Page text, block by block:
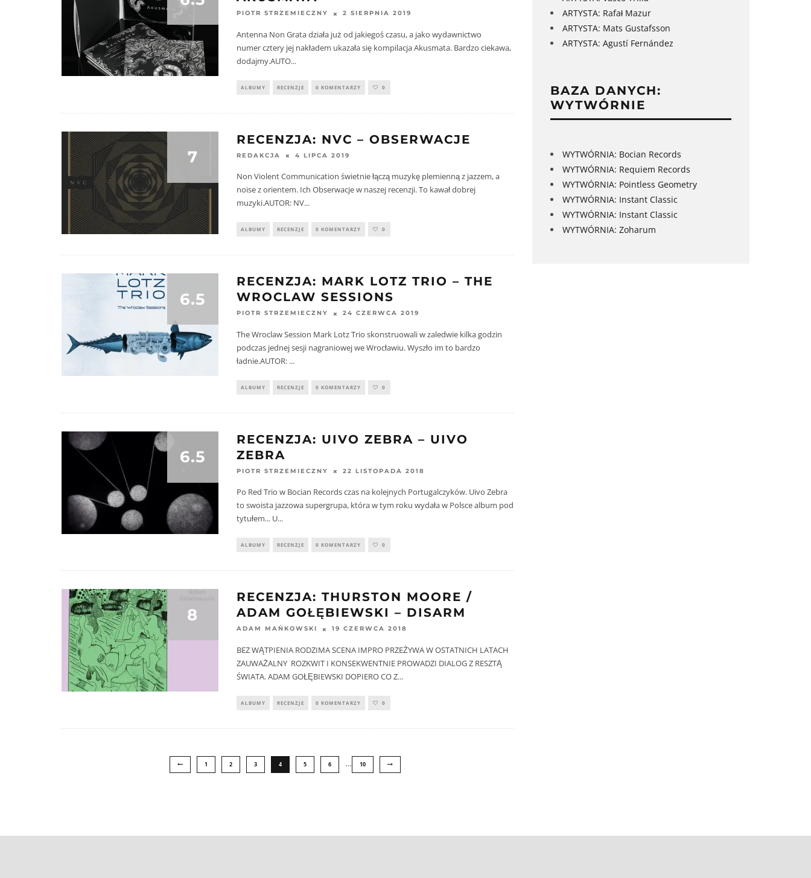
PIOTR STRZEMIECZNY 2 SIERPNIA 2019
Antenna Non Grata działa już od jakiegoś czasu, a jako wydawnictwo
numer cztery jej nakładem ukazała się kompilacja Akusmata. Bardzo ciekawa,
dodajmy.AUTO...
ALBUMY RECENZJE 0 KOMENTARZY 0
7
RECENZJA: NVC – OBSERWACJE
REDAKCJA 4 LIPCA 2019
Non Violent Communication świetnie łączą muzykę plemienną z jazzem, a
noise z orientem. Ich Obserwacje w naszej recenzji. To kawał dobrej
muzyki.AUTOR: NV...
ALBUMY RECENZJE 0 KOMENTARZY 0
6.5
RECENZJA: MARK LOTZ TRIO – THE
WROCLAW SESSIONS
PIOTR STRZEMIECZNY 24 CZERWCA 2019
The Wroclaw Session Mark Lotz Trio skonstruowali w zaledwie kilka godzin
podczas jednej sesji nagraniowej we Wrocławiu. Wyszło im to bardzo
ładnie.AUTOR: ...
ALBUMY RECENZJE 0 KOMENTARZY 0
6.5
RECENZJA: UIVO ZEBRA – UIVO
ZEBRA
PIOTR STRZEMIECZNY 22 LISTOPADA 2018
Po Red Trio w Bocian Records czas na kolejnych Portugalczyków. Uivo Zebra
to swoista jazzowa supergrupa, która w tym roku wydała w Polsce album pod
tytułem... U...
ALBUMY RECENZJE 0 KOMENTARZY 0
8
RECENZJA: THURSTON MOORE /
ADAM GOŁĘBIEWSKI – DISARM
ADAM MAŃKOWSKI 19 CZERWCA 2018
BEZ WĄTPIENIA RODZIMA SCENA IMPRO PRZEŻYWA W OSTATNICH LATACH
ZAUWAŻALNY ROZKWIT I KONSEKWENTNIE PROWADZI DIALOG Z RESZTĄ
ŚWIATA. ADAM GOŁĘBIEWSKI DOPIERO CO Z...
ALBUMY RECENZJE 0 KOMENTARZY 0
1 2 3 4 5 6 … 10
ARTYSTA: Rafał Mazur
ARTYSTA: Mats Gustafsson
ARTYSTA: Agustí Fernández
BAZA DANYCH:
WYTWÓRNIE
WYTWÓRNIA: Bocian Records
WYTWÓRNIA: Requiem Records
WYTWÓRNIA: Pointless Geometry
WYTWÓRNIA: Instant Classic
WYTWÓRNIA: Instant Classic
WYTWÓRNIA: Zoharum